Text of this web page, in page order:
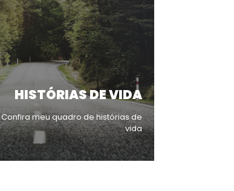
HISTÓRIAS DE VIDA
Confira meu quadro de histórias de
vida